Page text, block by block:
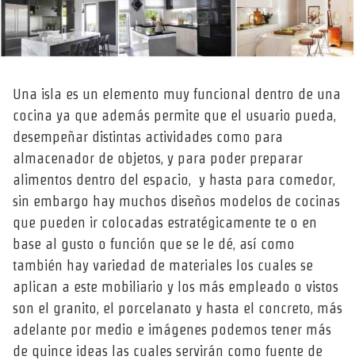
Una isla es un elemento muy funcional dentro de una
cocina ya que además permite que el usuario pueda,
desempeñar distintas actividades como para
almacenador de objetos, y para poder preparar
alimentos dentro del espacio, y hasta para comedor,
sin embargo hay muchos diseños modelos de cocinas
que pueden ir colocadas estratégicamente te o en
base al gusto o función que se le dé, así como
también hay variedad de materiales los cuales se
aplican a este mobiliario y los más empleado o vistos
son el granito, el porcelanato y hasta el concreto, más
adelante por medio e imágenes podemos tener más
de quince ideas las cuales servirán como fuente de